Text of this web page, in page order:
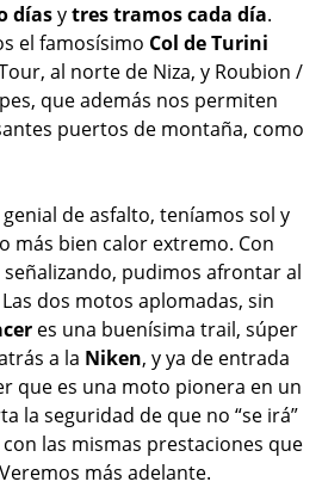
díasytres tramos cada día.
el famosísimo Col de Turini
al norte de Niza, y Roubion /
que además nos permiten
puertos de montaña, como
de asfalto, teníamos sol y
más bien calor extremo. Con
pudimos afrontar al
dos motos aplomadas, sin
es una buenísima trail, súper
a la Niken, y ya de entrada
que es una moto pionera en un
la seguridad de que no “se irá”
las mismas prestaciones que
más adelante.